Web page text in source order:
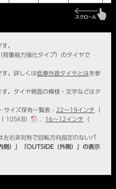
。
荷重能力強化タイプ）のタイヤで
。詳しくは低車外音タイヤとはを参
。タイヤ側面の模様・文字などはタ
サイズ保有一覧表 - 22～19インチ
（
（ 105KB） 16～12インチ （
左右非対称で回転方向指定のないパ
側）」「OUTSIDE（外側）」の表示